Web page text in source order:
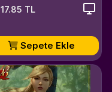
17.85 TL
Sepete Ekle